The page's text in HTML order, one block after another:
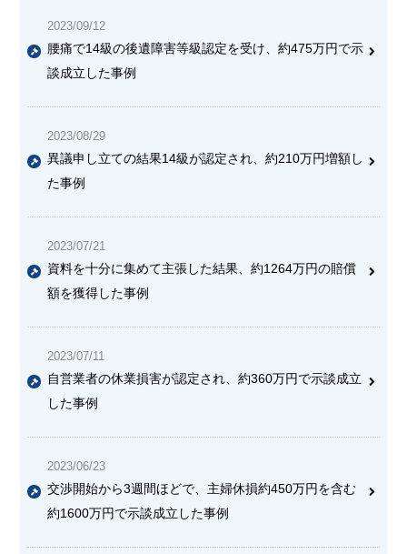
2023/09/12
腰痛で14級の後遺障害等級認定を受け、 約475万円で示
談成立 した事例
2023/08/29
異議申し立ての結果14級が認定され、約210万円増額し
た事例
2023/07/21
資料を十分に集めて主張した結果、約1264万円の賠償
額を獲得した事例
2023/07/11
自営業者の休業損害が認定され、約360万円で示談成立
した事例
2023/06/23
交渉開始から3週間ほどで、主婦休損約450万円を含む
約1600万円で示談成立した事例